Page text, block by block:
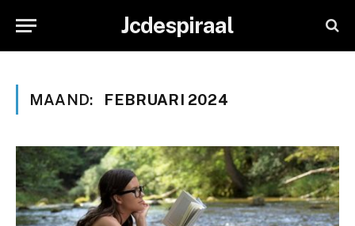
Jcdespiraal
MAAND: FEBRUARI 2024